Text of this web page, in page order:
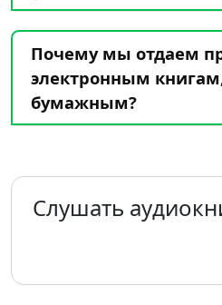
Почему мы отдаем
электронным
бумажным?
Слушать